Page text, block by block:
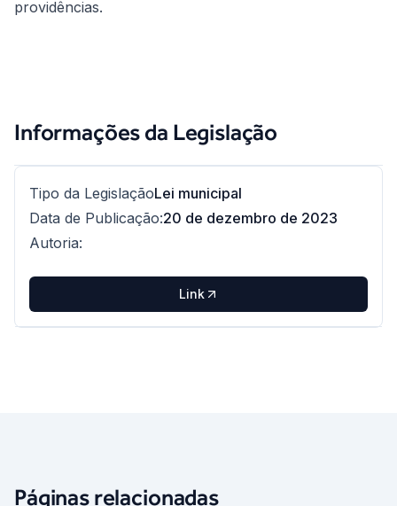
providências.
Informações da Legislação
Tipo da LegislaçãoLei municipal
Data de Publicação:20 de dezembro de 2023
Autoria:
Link
Páginas relacionadas